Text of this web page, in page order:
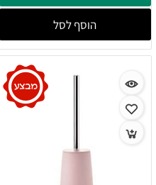
הוסף לסל